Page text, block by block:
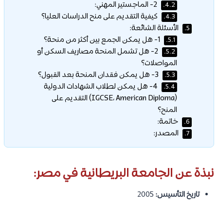
4.2.
4.3. كيفية التقديم على منح الدراسات العليا؟
5. الأسئلة الشائعة:
5.1.
5.2.
2- هل تشمل المنحة مصاريف السكن أو
المواصلات؟
5.3.
5.4.
4- هل يمكن لطلاب الشهادات الدولية
(IGCSE، American Diploma) التقديم على
المنح؟
6. خاتمة:
7. المصدر:
نبذة عن الجامعة البريطانية في مصر:
تاريخ التأسيس: